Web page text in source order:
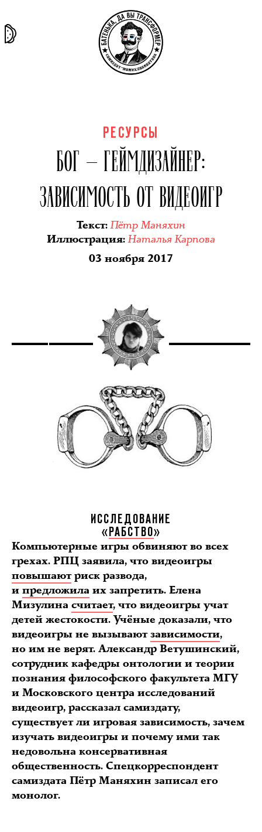
РЕСУРСЫ
БОГ — ГЕЙМДИЗАЙНЕР:
ЗАВИСИМОСТЬ ОТ ВИДЕОИГР
Текст:Пётр Маняхин
Иллюстрация:Наталья Карпова
03 ноября 2017
ИССЛЕДОВАНИЕ
« РАБСТВО»
Компьютерные игры обвиняют во всех
грехах. РПЦ заявила, что видеоигры
повышаютриск развода,
и предложила их запретить. Елена
Мизулина считает, что видеоигры учат
детей жестокости. Учёные доказали, что
видеоигры не вызываютзависимости,
но им не верят. Александр Ветушинский,
сотрудник кафедры онтологии и теории
познания философского факультета МГУ
и Московского центра исследований
видеоигр, рассказал самиздату,
существует ли игровая зависимость, зачем
изучать видеоигры и почему ими так
недовольна консервативная
общественность. Спецкорреспондент
самиздата Пётр Маняхин записал его
монолог.